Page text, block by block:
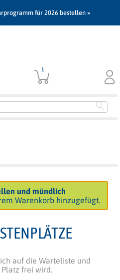
für 2026 bestellen »
1
und mündlich
Warenkorb hinzugefügt.
auf die Warteliste und
frei wird.